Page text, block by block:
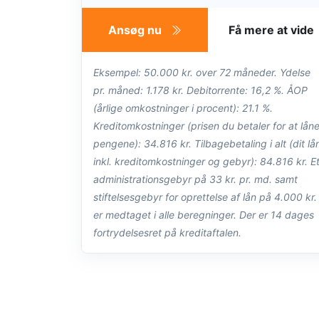
Ansøg nu Få mere at vide
Eksempel: 50.000 kr. over 72 måneder. Ydelse
pr. måned: 1.178 kr. Debitorrente: 16,2 %. ÅOP
(årlige omkostninger i procent): 21.1 %.
Kreditomkostninger (prisen du betaler for at låne
pengene): 34.816 kr. Tilbagebetaling i alt (dit
inkl. kreditomkostninger og gebyr): 84.816 kr. Et
administrationsgebyr på 33 kr. pr. md. samt
stiftelsesgebyr for oprettelse af lån på 4.000 kr.
er medtaget i alle beregninger. Der er 14 dages
fortrydelsesret på kreditaftalen.